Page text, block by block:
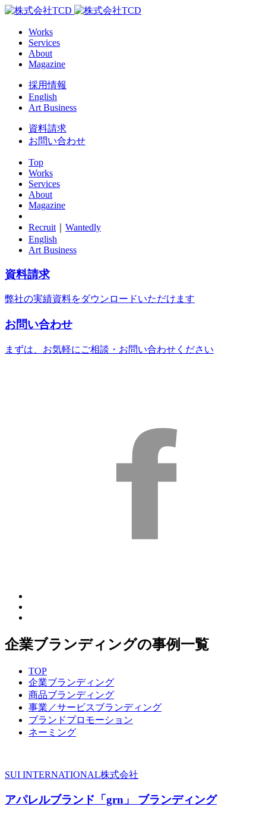
Works
Services
About
Magazine
採用情報
English
Art Business
資料請求
お問い合わせ
Top
Works
Services
About
Magazine
Recruit
Wantedly
English
Art Business
資料請求
弊社の実績資料をダウンロードいただけます
お問い合わせ
まずは、お気軽にご相談・お問い合わせください
企業ブランディングの事例一覧
TOP
企業ブランディング
商品ブランディング
事業／サービスブランディング
ブランドプロモーション
ネーミング
SUI INTERNATIONAL株式会社
アパレルブランド「grn」 ブランディング